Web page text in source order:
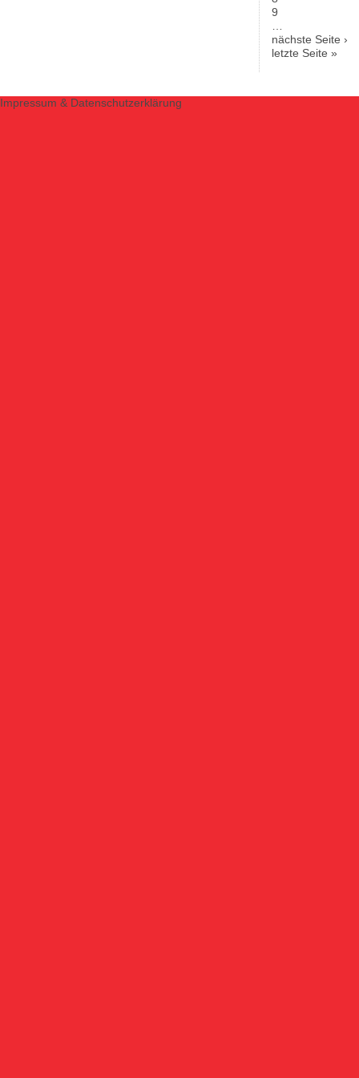
9
nächste Seite ›
letzte Seite »
Impressum & Datenschutzerklärung